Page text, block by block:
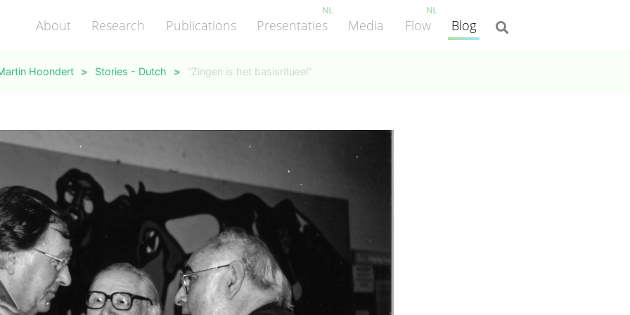
About Research Publications Presentaties Media Flow Blog
Hoondert > Stories - Dutch > “Zingen is het basisritueel”